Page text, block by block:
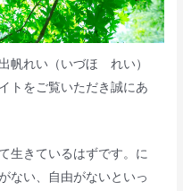
帆れい（いづほ れい）
トをご覧いただき誠にあ
生きているはずです。に
ない、自由がないといっ